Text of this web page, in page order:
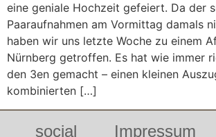
eine geniale Hochzeit gefeiert. Da der
Paaraufnahmen am Vormittag damals
haben wir uns letzte Woche zu einem
Nürnberg getroffen. Es hat wie immer
den 3en gemacht – einen kleinen
kombinierten […]
social Impressum